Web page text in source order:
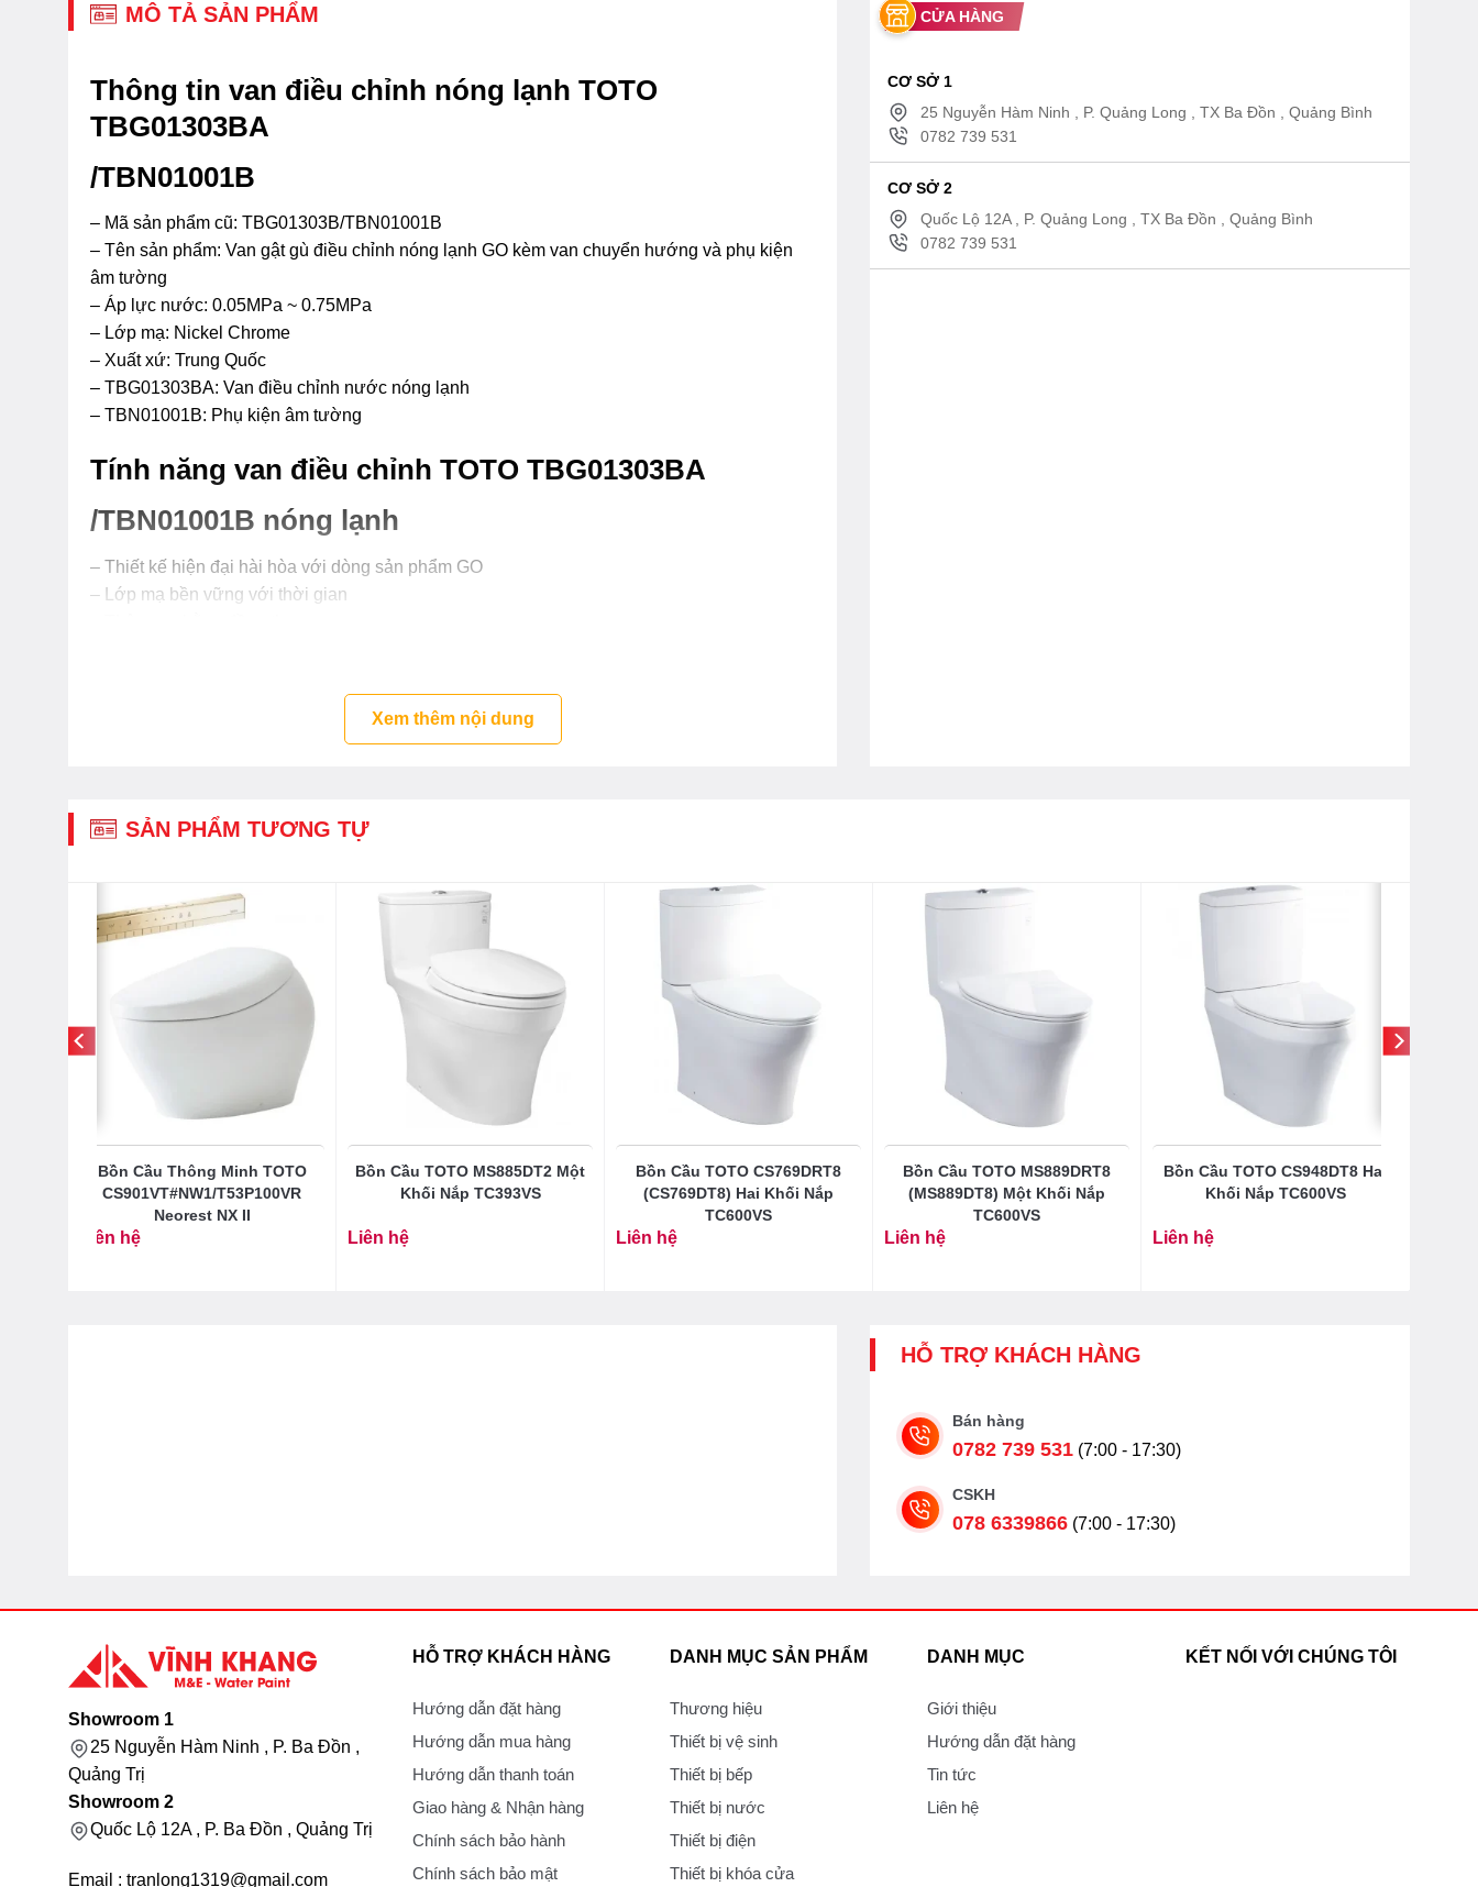
MÔ TẢ SẢN PHẨM
Thông tin van điều chỉnh nóng lạnh TOTO
TBG01303BA
/TBN01001B
– Mã sản phẩm cũ: TBG01303B/TBN01001B
– Tên sản phẩm: Van gật gù điều chỉnh nóng lạnh GO kèm van chuyển hướng và phụ kiện
âm tường
– Áp lực nước: 0.05MPa ~ 0.75MPa
– Lớp mạ: Nickel Chrome
– Xuất xứ: Trung Quốc
– TBG01303BA: Van điều chỉnh nước nóng lạnh
– TBN01001B: Phụ kiện âm tường
Tính năng van điều chỉnh TOTO TBG01303BA
/TBN01001B nóng lạnh
– Thiết kế hiện đại hài hòa với dòng sản phẩm GO
– Lớp mạ bền vững với thời gian
Xem thêm nội dung
CỬA HÀNG
CƠ SỞ 1
25 Nguyễn Hàm Ninh , P. Quảng Long , TX Ba Đồn , Quảng Bình
0782 739 531
CƠ SỞ 2
Quốc Lộ 12A , P. Quảng Long , TX Ba Đồn , Quảng Bình
0782 739 531
SẢN PHẨM TƯƠNG TỰ
Bồn Cầu Thông Minh TOTO
CS901VT#NW1/T53P100VR
Neorest NX II
Liên hệ
Bồn Cầu TOTO MS885DT2 Một
Khối Nắp TC393VS
Liên hệ
Bồn Cầu TOTO CS769DRT8
(CS769DT8) Hai Khối Nắp
TC600VS
Liên hệ
Bồn Cầu TOTO MS889DRT8
(MS889DT8) Một Khối Nắp
TC600VS
Liên hệ
Bồn Cầu TOTO CS948DT8 Hai
Khối Nắp TC600VS
Liên hệ
HỖ TRỢ KHÁCH HÀNG
Bán hàng
0782 739 531 (7:00 - 17:30)
CSKH
078 6339866 (7:00 - 17:30)
Showroom 1
25 Nguyễn Hàm Ninh , P. Ba Đồn ,
Quảng Trị
Showroom 2
Quốc Lộ 12A , P. Ba Đồn , Quảng Trị
Email : tranlong1319@gmail.com
HỖ TRỢ KHÁCH HÀNG
Hướng dẫn đặt hàng
Hướng dẫn mua hàng
Hướng dẫn thanh toán
Giao hàng & Nhận hàng
Chính sách bảo hành
Chính sách bảo mật
DANH MỤC SẢN PHẨM
Thương hiệu
Thiết bị vệ sinh
Thiết bị bếp
Thiết bị nước
Thiết bị điện
Thiết bị khóa cửa
DANH MỤC
Giới thiệu
Hướng dẫn đặt hàng
Tin tức
Liên hệ
KẾT NỐI VỚI CHÚNG TÔI